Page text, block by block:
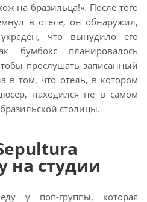
на бразильца!». После того
в отеле, он обнаружил,
что вынудило его
бумбокс планировалось
прослушать записанный
в том, что отель, в котором
находился не в самом
столицы.
на студии
у поп-группы, которая